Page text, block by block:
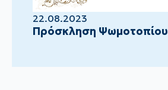
22.08.2023
Πρόσκληση Ψωμοτοπίου